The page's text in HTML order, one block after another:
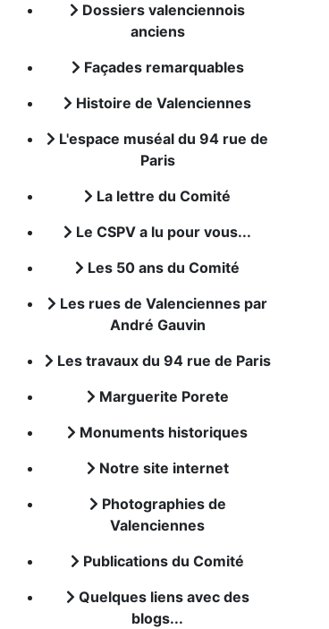
Dossiers valenciennois
anciens
Façades remarquables
Histoire de Valenciennes
L'espace muséal du 94 rue de
Paris
La lettre du Comité
Le CSPV a lu pour vous...
Les 50 ans du Comité
Les rues de Valenciennes par
André Gauvin
Les travaux du 94 rue de Paris
Marguerite Porete
Monuments historiques
Notre site internet
Photographies de
Valenciennes
Publications du Comité
Quelques liens avec des
blogs...